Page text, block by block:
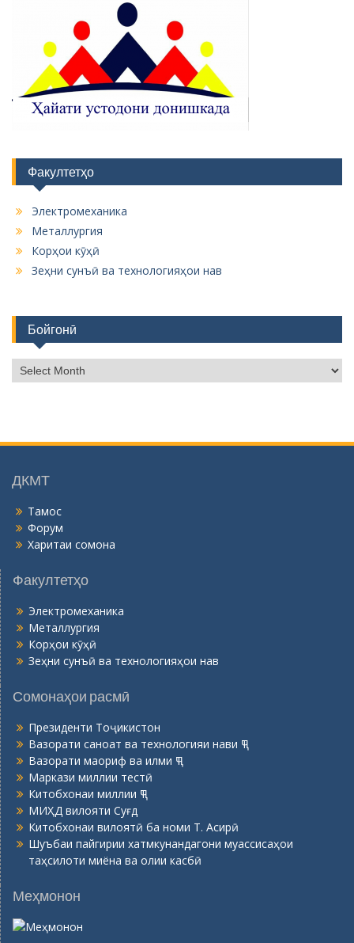
Факултетҳо
Электромеханика
Металлургия
Корҳои кӯҳӣ
Зеҳни сунъӣ ва технологияҳои нав
Бойгонӣ
о
н
ДКМТ
Тамос
Форум
Харитаи сомона
Факултетҳо
Электромеханика
Металлургия
Корҳои кӯҳӣ
Зеҳни сунъӣ ва технологияҳои нав
Сомонаҳои расмӣ
Президенти Тоҷикистон
Вазорати саноат ва технологияи нави ҶТ
Вазорати маориф ва илми ҶТ
Маркази миллии тестӣ
Китобхонаи миллии ҶТ
МИҲД вилояти Суғд
Китобхонаи вилоятӣ ба номи Т. Асирӣ
Шуъбаи пайгирии хатмкунандагони муассисаҳои
таҳсилоти миёна ва олии касбӣ
Меҳмонон